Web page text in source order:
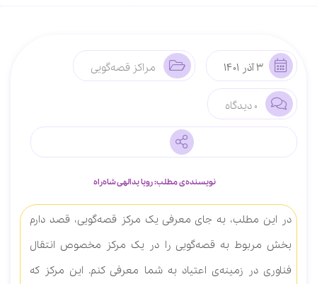
3 آذر 1401 مراکز قصه‌گویی
0 دیدگاه
نویسنده‌ی مطلب: رویا یدالهی شاه‌راه
در این مطلب، به جای معرفی یک مرکز قصه‌گویی، قصد دارم
بخش مربوط به قصه‌گویی را در یک مرکز مخصوص انتقال
فناوری در زمینه‌ی اعتیاد به شما معرفی کنم. این مرکز که